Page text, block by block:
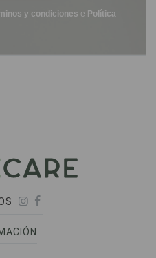
y condiciones e Política